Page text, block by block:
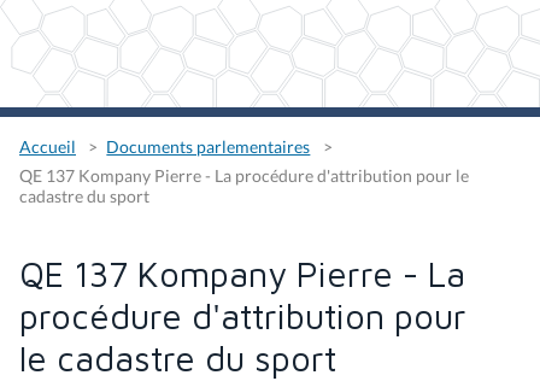
Accueil
Documents parlementaires
QE 137 Kompany Pierre - La procédure d'attribution pour le
cadastre du sport
QE 137 Kompany Pierre - La
procédure d'attribution pour
le cadastre du sport